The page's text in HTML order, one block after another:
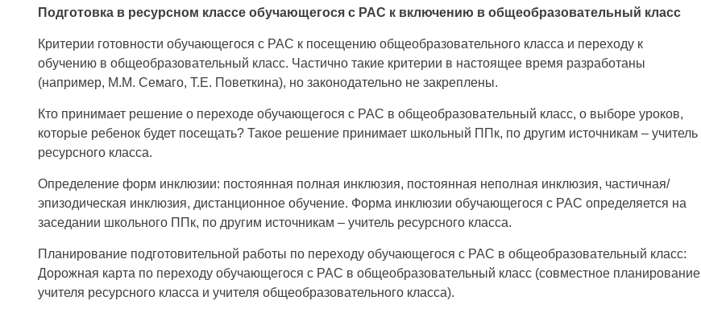
Подготовка в ресурсном классе обучающегося с РАС к включению в общеобразовательный класс
Критерии готовности обучающегося с РАС к посещению общеобразовательного класса и переходу к
обучению в общеобразовательный класс. Частично такие критерии в настоящее время разработаны
(например, М.М. Семаго, Т.Е. Поветкина), но законодательно не закреплены.
Кто принимает решение о переходе обучающегося с РАС в общеобразовательный класс, о выборе уроков,
которые ребенок будет посещать? Такое решение принимает школьный ППк, по другим источникам – учитель
ресурсного класса.
Определение форм инклюзии: постоянная полная инклюзия, постоянная неполная инклюзия, частичная/
эпизодическая инклюзия, дистанционное обучение. Форма инклюзии обучающегося с РАС определяется на
заседании школьного ППк, по другим источникам – учитель ресурсного класса.
Планирование подготовительной работы по переходу обучающегося с РАС в общеобразовательный класс:
Дорожная карта по переходу обучающегося с РАС в общеобразовательный класс (совместное планирование
учителя ресурсного класса и учителя общеобразовательного класса).